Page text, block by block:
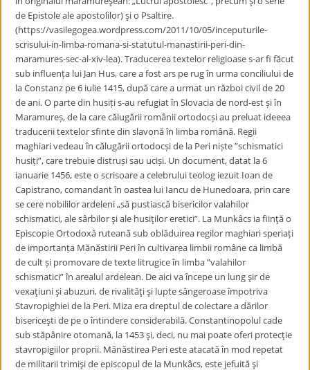
de Epistole ale apostolilor) şi o Psaltire.
(https://vasilegogea.wordpress.com/2011/10/05/inceputurile-
scrisului-in-limba-romana-si-statutul-manastirii-peri-din-
maramures-sec-al-xiv-lea). Traducerea textelor religioase s-ar fi făcut
sub influența lui Jan Hus, care a fost ars pe rug în urma conciliului de
la Constanz pe 6 iulie 1415, după care a urmat un război civil de 20
de ani. O parte din husiți s-au refugiat în Slovacia de nord-est și în
Maramureș, de la care călugării românii ortodocși au preluat ideeea
traducerii textelor sfinte din slavonă în limba română. Regii
maghiari vedeau în călugării ortodocși de la Peri niște ”schismatici
husiți”, care trebuie distruși sau uciși. Un document, datat la 6
ianuarie 1456, este o scrisoare a celebrului teolog iezuit Ioan de
Capistrano, comandant în oastea lui Iancu de Hunedoara, prin care
se cere nobililor ardeleni „să pustiască bisericilor valahilor
schismatici, ale sârbilor şi ale husiţilor eretici”. La Munkâcs ia fiinţă o
Episcopie Ortodoxă ruteană sub oblăduirea regilor maghiari speriați
de importanța Mănăstirii Peri în cultivarea limbii române ca limbă
de cult și promovare de texte litrugice în limba ”valahilor
schismatici” în arealul ardelean. De aici va începe un lung şir de
vexaţiuni şi abuzuri, de rivalităţi şi lupte sângeroase împotriva
Stavropighiei de la Peri. Miza era dreptul de colectare a dărilor
bisericeşti de pe o întindere considerabilă. Constantinopolul cade
sub stăpânire otomană, la 1453 şi, deci, nu mai poate oferi protecţie
stavropigiilor proprii. Mănăstirea Peri este atacată în mod repetat
de militarii trimişi de episcopul de la Munkâcs, este jefuită şi